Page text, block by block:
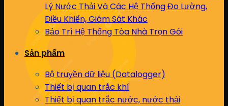
Lý Nước Thải Và Các Hệ Thống Đo Lường,
Điều Khiển, Giám Sát Khác
Bảo Trì Hệ Thống Tòa Nhà Trọn Gói
Sản phẩm
Bộ truyền dữ liệu (Datalogger)
Thiết bị quan trắc khí
Thiết bị quan trắc nước, nước thải